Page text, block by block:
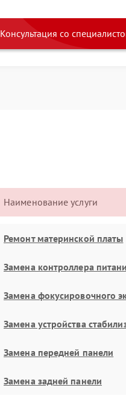
Консультация со
Наименование услуги
Ремонт материнской платы
Замена контроллера
Замена фокусировочного
Замена устройства
Замена передней панели
Замена задней панели